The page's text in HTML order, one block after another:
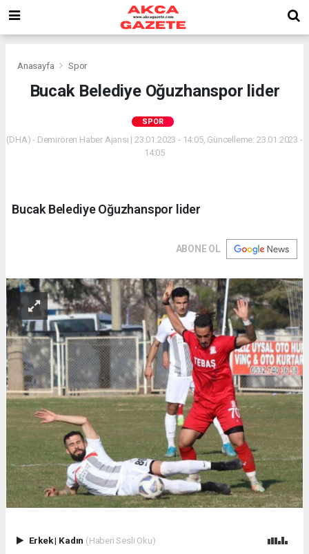
Anasayfa Spor
Bucak Belediye Oğuzhanspor lider
SPOR
(DHA) - Demirören Haber Ajansı | 23.01.2023 - 14:05, Güncelleme: 23.01.2023 -
14:05
Bucak Belediye Oğuzhanspor lider
ABONE OL
Erkek| Kadın (Haberi Sesli Oku)